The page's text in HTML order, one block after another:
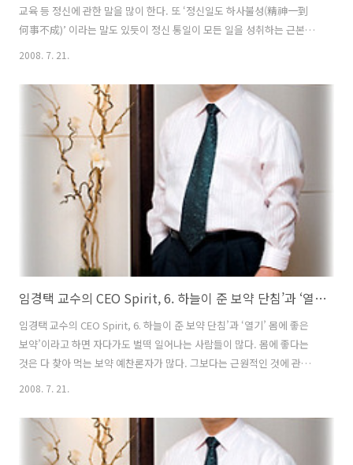
교육 등 정신에 관한 말을 많이 한다. 또 ‘정신일도 하사불성(精神一到
何事不成)’ 이라는 말도 있듯이 정신 통일이 모든 일을 성취하는 근본이
고 기초로 알고 있다. 그러나 일반적으로 정신 통일을 단순히 의식의 집
은 마음의 근원을 말한다. 즉 정신 통일이란 육체와 마음의 조화적인 통
일을 말하는데 심신일여(心身一如)나 심신통일(心身統一)과 같은 의미
다. 그러면 육체와 마음을 어떻게 통일시키는가? 육체의 근원인 정기가
모인 곳 즉 단전에 마음이 집중되어 융합될 때 이루어진다. 이의 객관적
인 증거가 열기이다. 정기가 아무리 충만해도 마음이 합해지지 않으면..
2008. 7. 21.
임경택 교수의 CEO Spirit, 6. 하늘이 준 보약 단침’과 ‘열기’
임경택 교수의 CEO Spirit, 6. 하늘이 준 보약 단침’과 ‘열기’ 몸에 좋은
보약’이라고 하면 자다가도 벌떡 일어나는 사람들이 많다. 몸에 좋다는
것은 다 찾아 먹는 보약 예찬론자가 많다. 그보다는 근원적인 것에 관심
보약이니 보약 중의 보약인 셈이다. 몸 안에서 스스로 정화하는 자정 능
력과 치유력, 면역력과 복원력의 가장 핵심적인 원리는 ‘단침과 열기’이
기 때문이다. 그러면 단침은 무엇인가? 건강한 사람을 보면 활기(活氣)가
2008. 7. 21.